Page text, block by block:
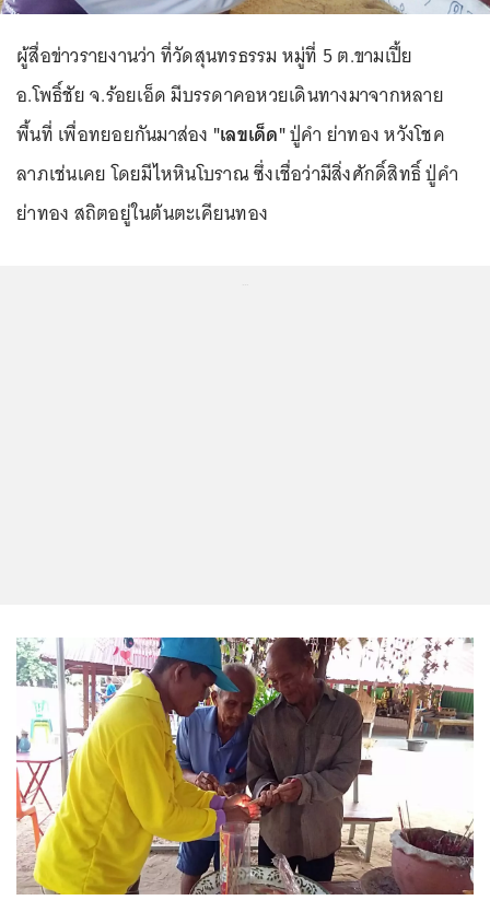
ผู้สื่อข่าวรายงานว่า ที่วัดสุนทรธรรม หมู่ที่ 5 ต.ขามเปี้ย
อ.โพธิ์ชัย จ.ร้อยเอ็ด มีบรรดาคอหวยเดินทางมาจากหลาย
พื้นที่ เพื่อทยอยกันมาส่อง "เลขเด็ด"ปู่คำ ย่าทอง หวังโชค
ลาภเช่นเคย โดยมีไหหินโบราณ ซึ่งเชื่อว่ามีสิ่งศักดิ์สิทธิ์ ปู่คำ
ย่าทอง สถิตอยู่ในต้นตะเคียนทอง